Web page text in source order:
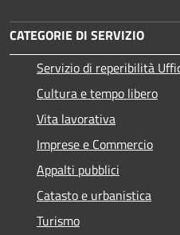
CATEGORIE DI SERVIZIO
Servizio di reperibilità
Cultura e tempo libero
Vita lavorativa
Imprese e Commercio
Appalti pubblici
Catasto e urbanistica
Turismo